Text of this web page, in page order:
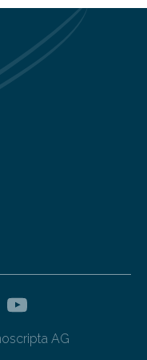
Tools: Alle
bieten bereits in
Funktion an,
AG